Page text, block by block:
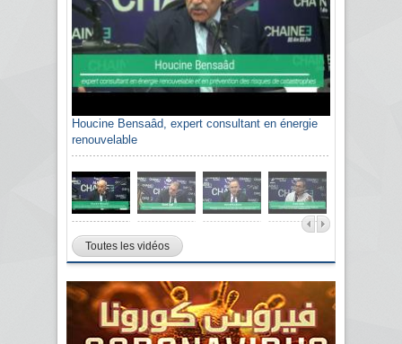
Houcine Bensaâd, expert consultant en énergie
renouvelable
Toutes les vidéos